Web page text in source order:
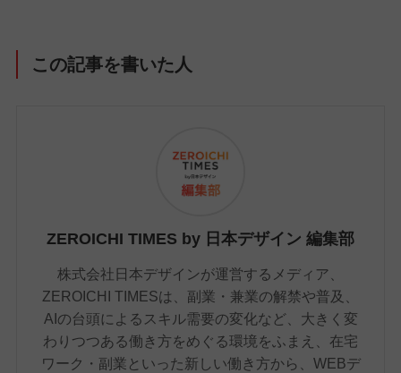
この記事を書いた人
ZEROICHI TIMES by 日本デザイン 編集部
株式会社日本デザインが運営するメディア、
ZEROICHI TIMESは、副業・兼業の解禁や普及、
AIの台頭によるスキル需要の変化など、大きく変
わりつつある働き方をめぐる環境をふまえ、在宅
ワーク・副業といった新しい働き方から、WEBデ